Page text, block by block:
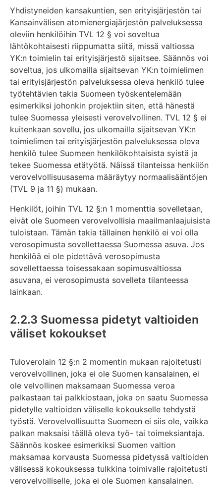
Yhdistyneiden kansakuntien, sen erityisjärjestön tai
Kansainvälisen atomienergiajärjestön palveluksessa
oleviin henkilöihin TVL 12 § voi soveltua
lähtökohtaisesti riippumatta siitä, missä valtiossa
YK:n toimielin tai erityisjärjestö sijaitsee. Säännös voi
soveltua, jos ulkomailla sijaitsevan YK:n toimielimen
tai erityisjärjestön palveluksessa oleva henkilö tulee
työtehtävien takia Suomeen työskentelemään
esimerkiksi johonkin projektiin siten, että hänestä
tulee Suomessa yleisesti verovelvollinen. TVL 12 § ei
kuitenkaan sovellu, jos ulkomailla sijaitsevan YK:n
toimielimen tai erityisjärjestön palveluksessa oleva
henkilö tulee Suomeen henkilökohtaisista syistä ja
tekee Suomessa etätyötä. Näissä tilanteissa henkilön
verovelvollisuusasema määräytyy normaalisääntöjen
(TVL 9 ja 11 §) mukaan.
Henkilöt, joihin TVL 12 §:n 1 momenttia sovelletaan,
eivät ole Suomeen verovelvollisia maailmanlaajuisista
tuloistaan. Tämän takia tällainen henkilö ei voi olla
verosopimusta sovellettaessa Suomessa asuva. Jos
henkilöä ei ole pidettävä verosopimusta
sovellettaessa toisessakaan sopimusvaltiossa
asuvana, ei verosopimusta sovelleta tilanteessa
lainkaan.
2.2.3 Suomessa pidetyt valtioiden
väliset kokoukset
Tuloverolain 12 §:n 2 momentin mukaan rajoitetusti
verovelvollinen, joka ei ole Suomen kansalainen, ei
ole velvollinen maksamaan Suomessa veroa
palkastaan tai palkkiostaan, joka on saatu Suomessa
pidetylle valtioiden väliselle kokoukselle tehdystä
työstä. Verovelvollisuutta Suomeen ei siis ole, vaikka
palkan maksaisi täällä oleva työ- tai toimeksiantaja.
Säännös koskee esimerkiksi Suomen valtion
maksamaa korvausta Suomessa pidetyssä valtioiden
välisessä kokouksessa tulkkina toimivalle rajoitetusti
verovelvolliselle, joka ei ole Suomen kansalainen.